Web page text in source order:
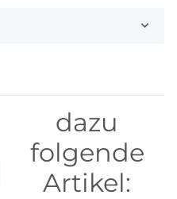
dazu
folgende
Artikel: